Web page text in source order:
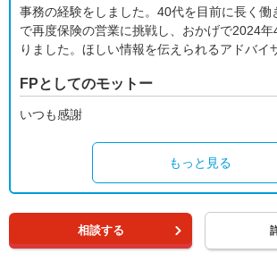
事務の経験をしました。40代を目前に長く働
で再度保険の営業に挑戦し、おかげで2024
りました。ほしい情報を伝えられるアドバイ
FPとしてのモットー
いつも感謝
もっと見る
相談する